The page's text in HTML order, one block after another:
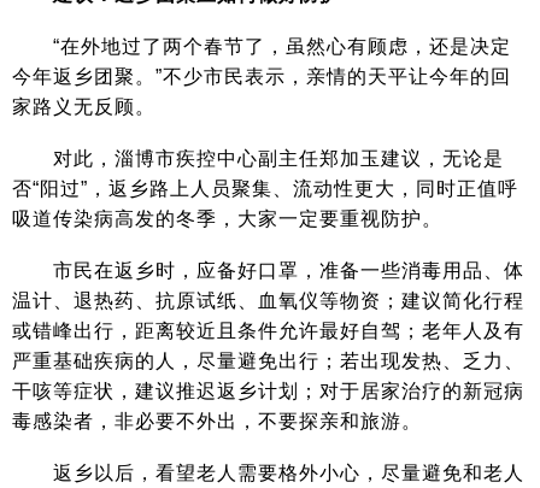
“在外地过了两个春节了，虽然心有顾虑，还是决定
今年返乡团聚。”不少市民表示，亲情的天平让今年的回
家路义无反顾。
对此，淄博市疾控中心副主任郑加玉建议，无论是
否“阳过”，返乡路上人员聚集、流动性更大，同时正值呼
吸道传染病高发的冬季，大家一定要重视防护。
市民在返乡时，应备好口罩，准备一些消毒用品、体
温计、退热药、抗原试纸、血氧仪等物资；建议简化行程
或错峰出行，距离较近且条件允许最好自驾；老年人及有
严重基础疾病的人，尽量避免出行；若出现发热、乏力、
干咳等症状，建议推迟返乡计划；对于居家治疗的新冠病
毒感染者，非必要不外出，不要探亲和旅游。
返乡以后，看望老人需要格外小心，尽量避免和老人